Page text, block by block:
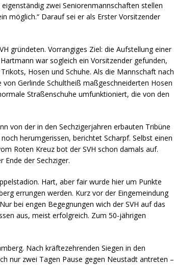
zwei Seniorenmannschaften stellen
möglich.“ Darauf sei er als Erster Vorsitzender
gründeten. Vorrangiges Ziel: die Aufstellung einer
war sogleich ein Vorsitzender gefunden,
Hosen und Schuhe. Als die Mannschaft nach
Gerlinde Schultheiß maßgeschneiderten Hosen
Straßenschuhe umfunktioniert, die von den
von der in den Sechzigerjahren erbauten Tribüne
herumgerissen, berichtet Scharpf. Selbst einen
Roten Kreuz bot der SVH schon damals auf.
der Sechziger.
Hart, aber fair wurde hier um Punkte
errungen werden. Kurz vor der Eingemeindung
bei engen Begegnungen wich der SVH auf das
aus, meist erfolgreich. Zum 50-jährigen
Nach kräftezehrenden Siegen in den
nur zwei Tagen Pause gegen Neustadt antreten –